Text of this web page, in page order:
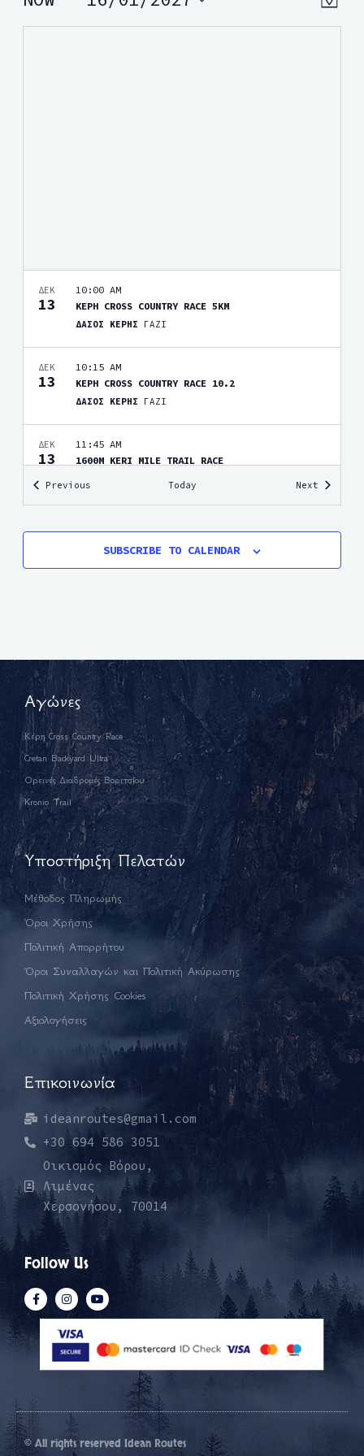
MAP
Select
ΔΕΚ
13
10:00 AM
ΚΕΡΗ CROSS COUNTRY RACE 5KM
ΔΑΣΟΣ ΚΕΡΗΣ ΓΑΖΙ
ΔΕΚ
13
10:15 AM
ΚΕΡΗ CROSS COUNTRY RACE 10.2
ΔΑΣΟΣ ΚΕΡΗΣ ΓΑΖΙ
ΔΕΚ
13
11:45 AM
1600M KERI MILE TRAIL RACE
16
ΚΕΝΤΡΙΚΗ ΠΛΑΤΕΙΑ ΒΟΡΙΤΣΙΟΥ (Δ.ΧΕΡΣΟΝΗΣΟΥ)
ΗΡΑΚΛΕΙΟ
PreviousEvents Today Next Events
SUBSCRIBE TO CALENDAR
Αγώνες
Κέρη Cross Country Race
Cretan Backyard Ultra
Ορεινές Διαδρομές Βοριτσίου
Kronio Trail
Υποστήριξη Πελατών
Μέθοδος Πληρωμής
Όροι Χρήσης
Πολιτική Απορρήτου
Όροι Συναλλαγών και Πολιτική Ακύρωσης
Πολιτική Χρήσης Cookies
Αξιολογήσεις
Επικοινωνία
ideanroutes@gmail.com
+30 694 586 3051
Οικισμός Βόρου,
Λιμένας
Χερσονήσου, 70014
Follow Us
© All rights reserved Idean Routes